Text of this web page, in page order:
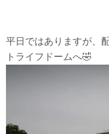
平日ではありますが、
トライフドームへ🤣